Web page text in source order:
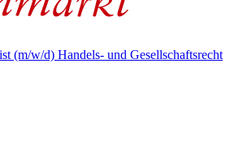
(m/w/d) Handels- und Gesellschaftsrecht